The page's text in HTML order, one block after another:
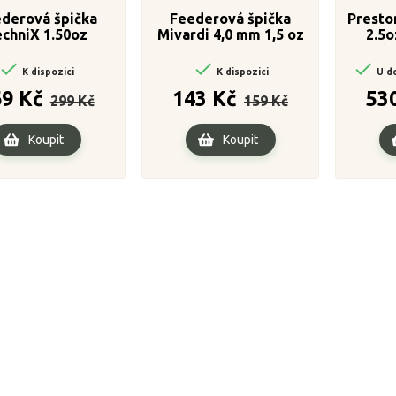
špička
1.50oz
K dispozici
Kč cena
299 Kč
Koupit
Feederová špička
Mivardi 4,0 mm 1,5 oz
 K dispozici
143 Kč
cena
159 Kč
Koupit
 U